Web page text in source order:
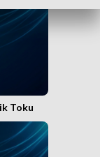
Toku